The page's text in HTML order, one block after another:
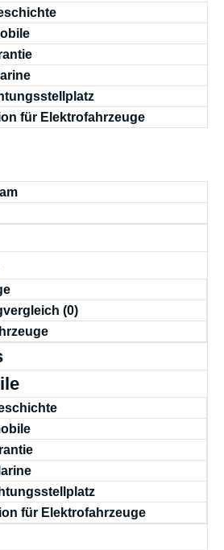
für Elektrofahrzeuge
(0)
für Elektrofahrzeuge